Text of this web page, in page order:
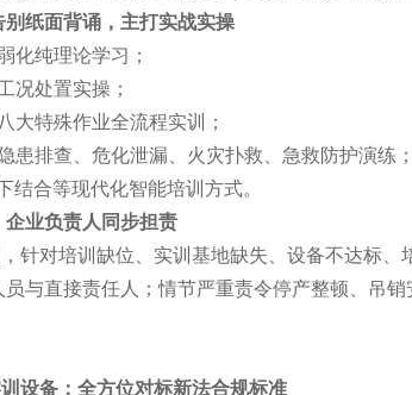
纸面背诵，主打实战实操
化纯理论学习；
况处置实操；
大特殊作业全流程实训；
患排查、危化泄漏、火灾扑救、急救防护演练；
结合等现代化智能培训方式。
企业负责人同步担责
针对培训缺位、实训基地缺失、设备不达标
与直接责任人；情节严重责令停产整顿、吊
设备：全方位对标新法合规标准